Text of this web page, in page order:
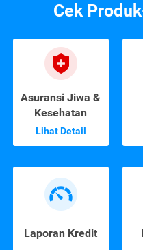
Cek
Asuransi Jiwa &
Kesehatan
Lihat Detail
Laporan Kredit